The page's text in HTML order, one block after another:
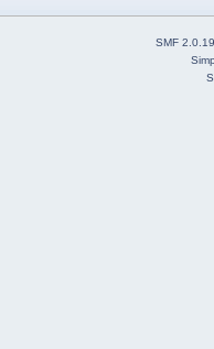
SMF 2.0.19